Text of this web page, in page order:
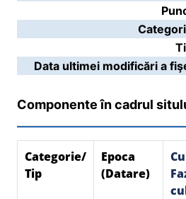
Data ultimei modificări a
Componente în cadrul
Categorie/
Tip
Epoca
(Datare)